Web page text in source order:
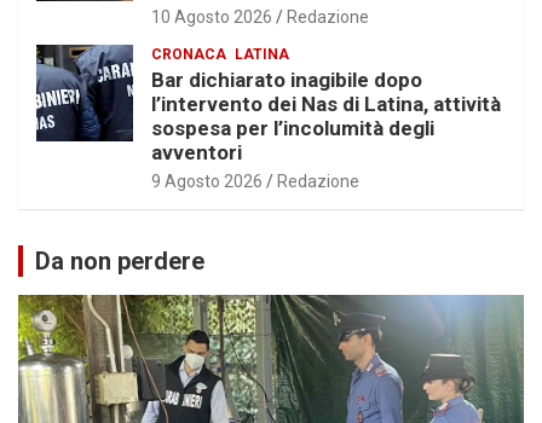
10 Agosto 2026 Redazione
CRONACA LATINA
Bar dichiarato inagibile dopo
l’intervento dei Nas di Latina, attività
sospesa per l’incolumità degli
avventori
9 Agosto 2026 Redazione
Da non perdere